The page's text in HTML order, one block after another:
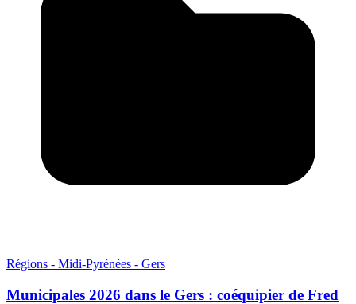
Régions - Midi-Pyrénées - Gers
Municipales 2026 dans le Gers : coéquipier de Fred